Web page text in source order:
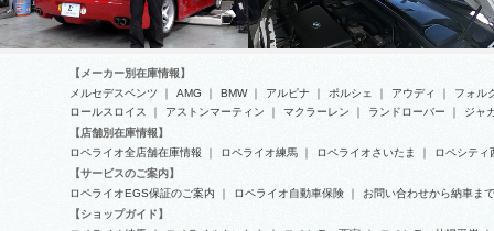
フェラーリ F50 オイル漏れ修理
BMW 116i（E87）スターターモ
ーター交換
【メーカー別在庫情報】
メルセデスベンツ ｜ AMG ｜ BMW｜ アルピナ｜ ポルシェ ｜ アウディ ｜
フォル
ロールスロイス
｜ アストンマーティン ｜ マクラーレン ｜ ランドローバー ｜
ジャ
【店舗別在庫情報】
ロペライオ全店舗在庫情報 ｜ ロペライオ練馬｜ ロペライオさいたま ｜
ロペシティ
【サービスのご案内】
ロペライオEGS保証のご案内 ｜ ロペライオ自動車保険｜
お問い合わせから納車まで
【ショップガイド】